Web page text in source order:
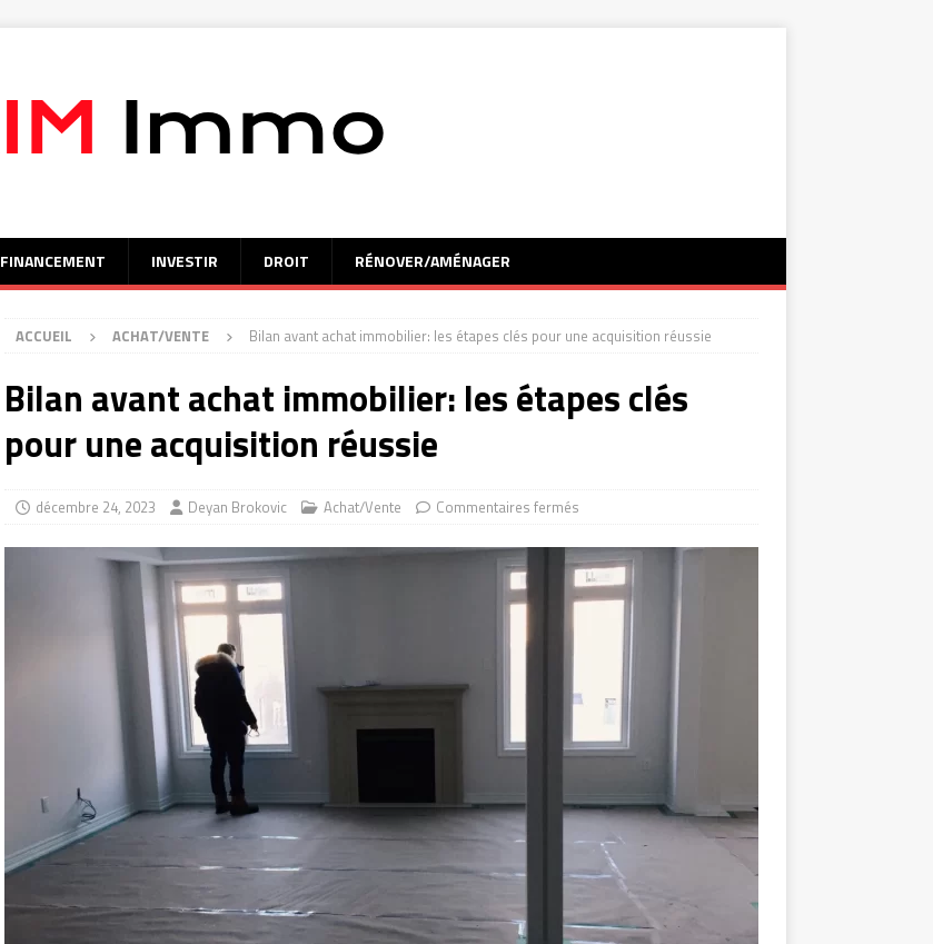
FINANCEMENT INVESTIR DROIT RÉNOVER/AMÉNAGER
ACCUEIL ACHAT/VENTE Bilan avant achat immobilier: les étapes clés pour une acquisition réussie
Bilan avant achat immobilier: les étapes clés
pour une acquisition réussie
décembre 24, 2023 Deyan Brokovic Achat/Vente Commentaires fermés